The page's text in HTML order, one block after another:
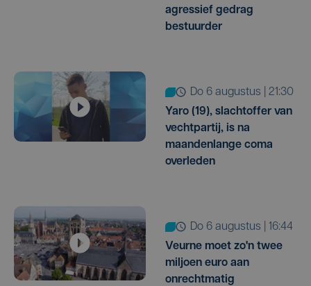
agressief gedrag
bestuurder
do 6 augustus | 21:30
Yaro (19), slachtoffer van
vechtpartij, is na
maandenlange coma
overleden
do 6 augustus | 16:44
Veurne moet zo'n twee
miljoen euro aan
onrechtmatig